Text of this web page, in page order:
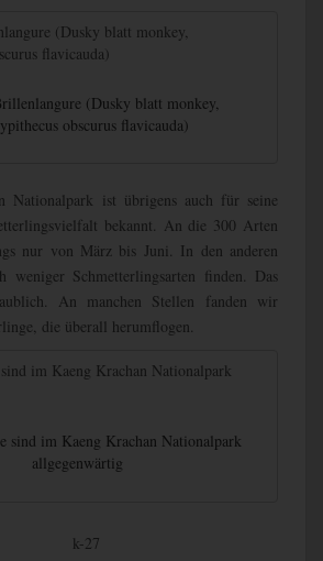
(Dusky blatt monkey,
obscurus flavicauda)
Nationalpark ist übrigens auch für seine
bekannt. An die 300 Arten
nur von März bis Juni. In den anderen
weniger Schmetterlingsarten finden. Das
An manchen Stellen fanden wir
die überall herumflogen.
sind im Kaeng Krachan Nationalpark
allgegenwärtig